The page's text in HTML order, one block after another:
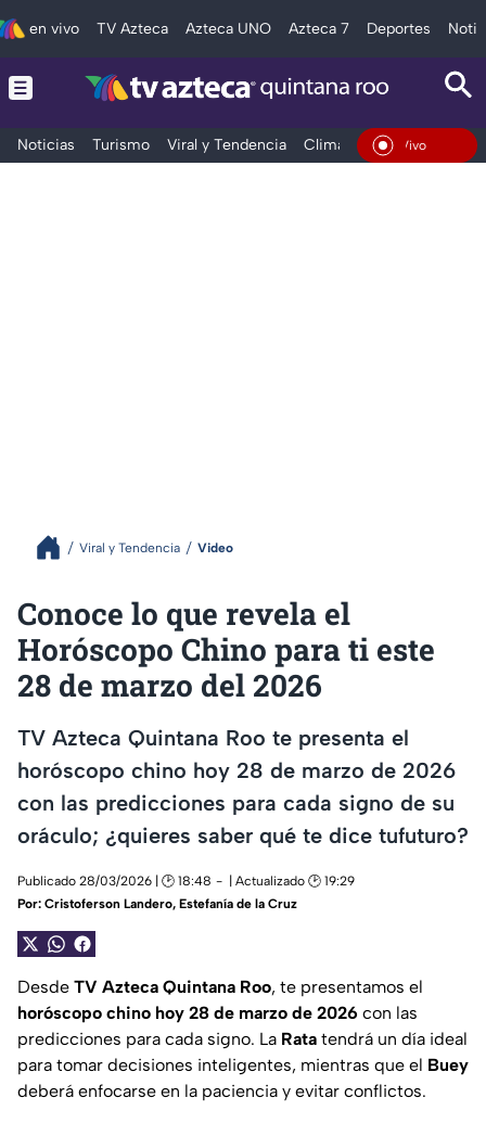
en vivo TV Azteca Azteca UNO Azteca 7 Deportes
Noticias Turismo Viral y Tendencia Clima Tráfico
En Vivo
Viral y Tendencia Video
Conoce lo que revela el
Horóscopo Chino para ti este
28 de marzo del 2026
TV Azteca Quintana Roo te presenta el
horóscopo chino hoy 28 de marzo de 2026
con las predicciones para cada signo de su
oráculo; ¿quieres saber qué te dice tufuturo?
Publicado 28/03/2026 | 🕑 18:48
| Actualizado 🕑 19:29
Por: Cristoferson Landero, Estefanía de la Cruz
Desde TV Azteca Quintana Roo, te presentamos el
horóscopo chino hoy 28 de marzo de 2026 con las
predicciones para cada signo. La Rata tendrá un día ideal
para tomar decisiones inteligentes, mientras que el Buey
deberá enfocarse en la paciencia y evitar conflictos.